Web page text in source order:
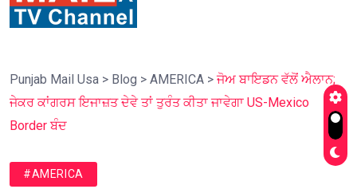
Punjab Mail Usa > Blog > AMERICA >ਜੋਅ ਬਾਇਡਨ ਵੱਲੋਂ ਐਲਾਨ;
ਜੇਕਰ ਕਾਂਗਰਸ ਇਜਾਜ਼ਤ ਦੇਵੇ ਤਾਂ ਤੁਰੰਤ ਕੀਤਾ ਜਾਵੇਗਾ US-Mexico
Border ਬੰਦ
#AMERICA